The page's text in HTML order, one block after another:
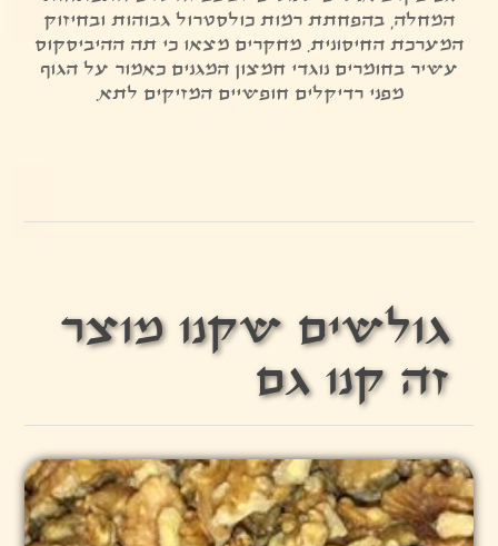
המחלה, בהפחתת רמות כולסטרול גבוהות ובחיזוק
המערכת החיסונית. מחקרים מצאו כי תה ההיביסקוס
עשיר בחומרים נוגדי חמצון המגנים כאמור על הגוף
מפני רדיקלים חופשיים המזיקים לתא.
גולשים שקנו מוצר
זה קנו גם